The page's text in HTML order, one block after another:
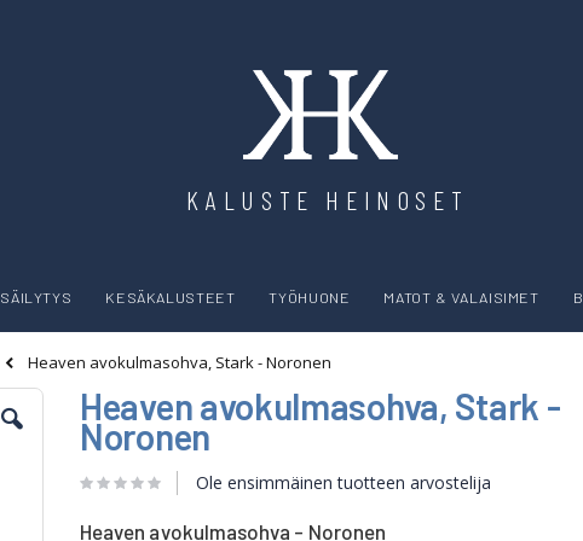
KALUSTE HEINOSET
SÄILYTYS KESÄKALUSTEET TYÖHUONE MATOT & VALAISIMET
Heaven avokulmasohva, Stark - Noronen
Heaven avokulmasohva, Stark -
Noronen
Ole ensimmäinen tuotteen arvostelija
Heaven avokulmasohva - Noronen